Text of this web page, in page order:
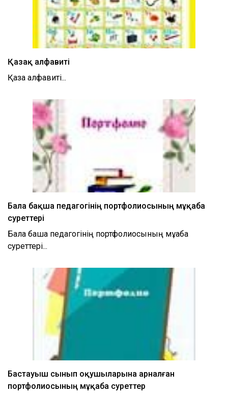
Қазақ алфавиті
Қазақ алфавиті...
Бала бақша педагогінің портфолиосының мұқаба
суреттері
Бала бақша педагогінің портфолиосының мұқаба
суреттері...
Бастауыш сынып оқушыларына арналған
портфолиосының мұқаба суреттер